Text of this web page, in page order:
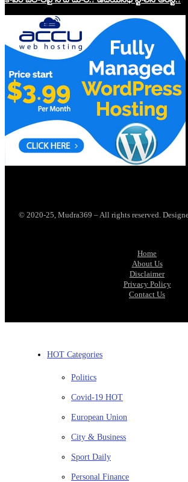
Website Hosting Sponser
© 2020-25, Mudra369 – All rights reserved.
Home
About Us
Disclaimer
Privacy Policy
Contact Us
HOT Categories
Politics
Covid-19 HOT
European Union
City & Business
Sport Daily
Personal Finance